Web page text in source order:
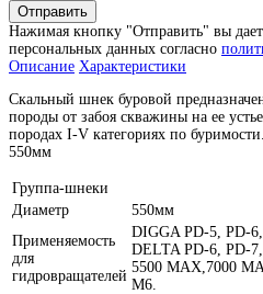
Отправить
Нажимая кнопку "Отправить" вы
персональных данных согласно
Описание Характеристики
Скальный шнек буровой
породы от забоя скважины на ее
породах I-V категориях по
550мм
Группа-шнеки
Диаметр
550мм
Применяемость
для
гидровращателей
DIGGA PD-5, PD-
DELTA PD-6, PD-
5500 MAX,7000
M6.